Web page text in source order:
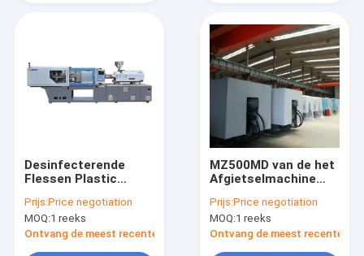
Desinfecterende
Flessen Plastic
Machine
Prijs:Price negotiation
MOQ:1 reeks
Ontvang de meest recente Prijs
MZ500MD van de het
Afgietselmachine
snelheidsinjectie
Schroeftype die
Manier plastificeren
Prijs:Price negotiation
MOQ:1 reeks
Ontvang de meest recente